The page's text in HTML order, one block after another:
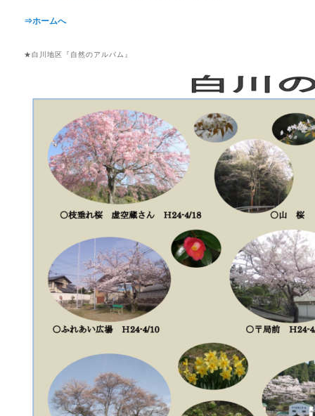
⇒ホームへ
★白川地区『自然のアルバム』